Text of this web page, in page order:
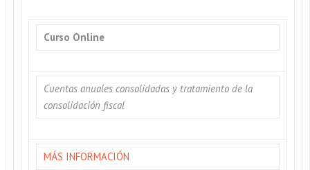
Curso Online
Cuentas anuales consolidadas y tratamiento de la
consolidación fiscal
MÁS INFORMACIÓN